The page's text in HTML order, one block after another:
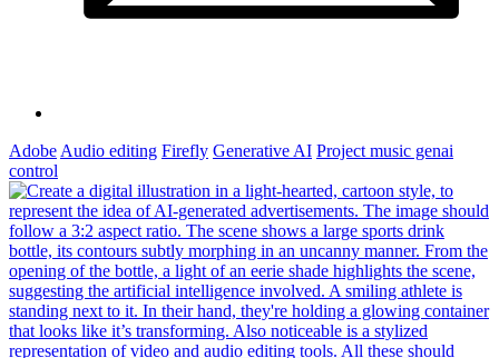
Adobe Audio editing Firefly Generative AI Project music genai
control